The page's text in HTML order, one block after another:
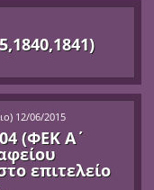
) 12/06/2015
(ΦΕΚ Α΄
επιτελείο